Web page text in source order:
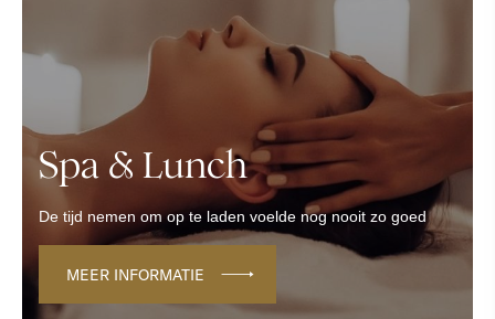
Spa & Lunch
De tijd nemen om op te laden voelde nog nooit zo goed
MEER INFORMATIE